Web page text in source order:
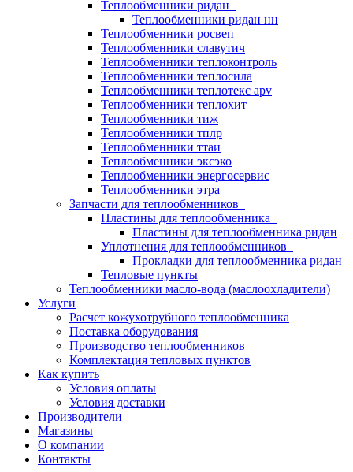
Теплообменники ридан
Теплообменники ридан нн
Теплообменники росвеп
Теплообменники славутич
Теплообменники теплоконтроль
Теплообменники теплосила
Теплообменники теплотекс apv
Теплообменники теплохит
Теплообменники тиж
Теплообменники тплр
Теплообменники ттаи
Теплообменники эксэко
Теплообменники энергосервис
Теплообменники этра
Запчасти для теплообменников
Пластины для теплообменника
Пластины для теплообменника ридан
Уплотнения для теплообменников
Прокладки для теплообменника ридан
Тепловые пункты
Теплообменники масло-вода (маслоохладители)
Услуги
Расчет кожухотрубного теплообменника
Поставка оборудования
Производство теплообменников
Комплектация тепловых пунктов
Как купить
Условия оплаты
Условия доставки
Производители
Магазины
О компании
Контакты